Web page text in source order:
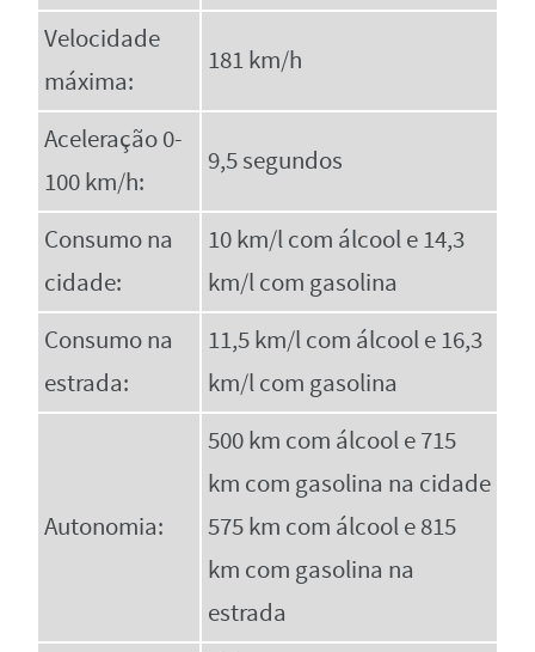
Velocidade
máxima:
181 km/h
Aceleração 0-
100 km/h:
9,5 segundos
Consumo na
cidade:
10 km/l com álcool e 14,3
km/l com gasolina
Consumo na
estrada:
11,5 km/l com álcool e 16,3
km/l com gasolina
Autonomia:
500 km com álcool e 715
km com gasolina na cidade
575 km com álcool e 815
km com gasolina na
estrada